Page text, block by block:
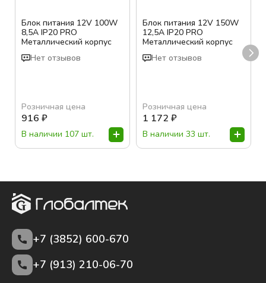
Блок питания 12V 100W
8,5A IP20 PRO
Металлический корпус
Нет отзывов
Розничная цена
916 ₽
В наличии 107 шт.
Блок питания 12V 150W
12,5A IP20 PRO
Металлический корпус
Нет отзывов
Розничная цена
1 172 ₽
В наличии 33 шт.
+7 (3852) 600-670
+7 (913) 210-06-70